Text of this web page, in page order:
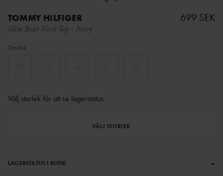
TOMMY HILFIGER
Slim Boat Neck Top - Navy
699 SEK
Storlek
Välj storlek för att se lagerstatus.
VÄLJ STORLEK
LAGERSTATUS I BUTIK –